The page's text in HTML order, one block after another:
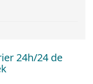
24h/24 de